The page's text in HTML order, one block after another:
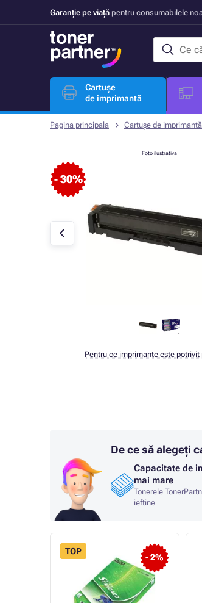
Garanție pe viață pentru consumabilele
Cartușe
de imprimantă
Pagina principala Cartușe de imprimantă
- 30%
Foto ilustrativa
Pentru ce imprimante este potrivit
De ce să alegeți
Capacitate de
mai mare
Tonerele
ieftine
- 2%
TOP